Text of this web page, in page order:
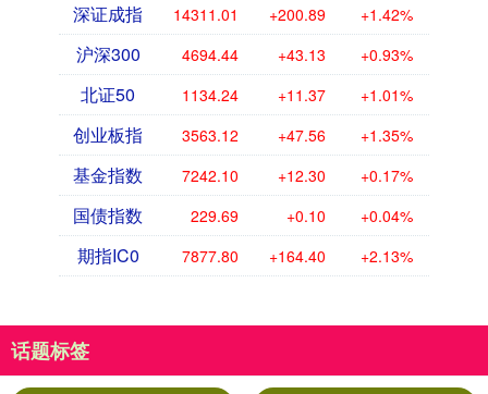
深证成指 14311.01 +200.89 +1.42%
沪深300 4694.44 +43.13 +0.93%
北证50 1134.24 +11.37 +1.01%
创业板指 3563.12 +47.56 +1.35%
基金指数 7242.10 +12.30 +0.17%
国债指数 229.69 +0.10 +0.04%
期指IC0 7877.80 +164.40 +2.13%
话题标签